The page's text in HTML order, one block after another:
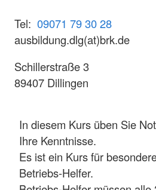
Tel: 09071 79 30 28
ausbildung.dlg(at)brk.de
Schillerstraße 3
89407 Dillingen
In diesem Kurs üben Sie
Ihre Kenntnisse.
Es ist ein Kurs für
Betriebs-Helfer.